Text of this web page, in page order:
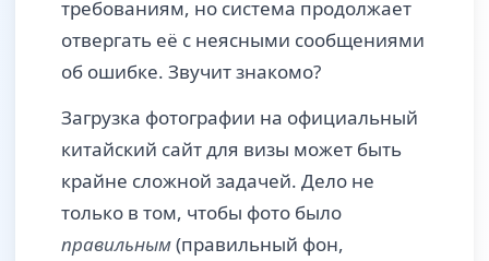
требованиям, но система продолжает
отвергать её с неясными сообщениями
об ошибке. Звучит знакомо?
Загрузка фотографии на официальный
китайский сайт для визы может быть
крайне сложной задачей. Дело не
только в том, чтобы фото было
правильным(правильный фон,